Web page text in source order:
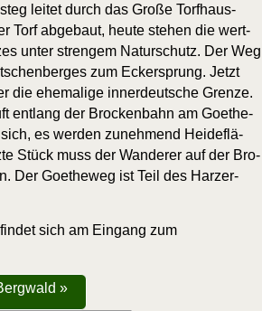
lei­tet durch das Gro­ße Torf­haus­
Torf abge­baut, heu­te ste­hen die wert­
unter stren­gem Natur­schutz. Der Weg
zum Ecker­sprung. Jetzt
die ehe­ma­li­ge inner­deut­sche Gren­ze.
ent­lang der Bro­cken­bahn am Goe­the­
es wer­den zuneh­mend Hei­de­flä­
Stück muss der Wan­de­rer auf der Bro­
Der Goe­the­weg ist Teil des Harzer-
sich am Ein­gang zum
»